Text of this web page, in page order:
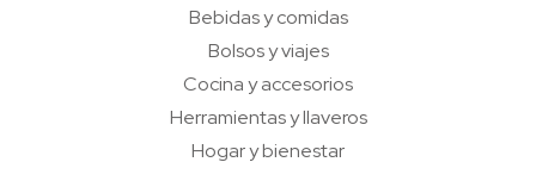
Bebidas y comidas
Bolsos y viajes
Cocina y accesorios
Herramientas y llaveros
Hogar y bienestar